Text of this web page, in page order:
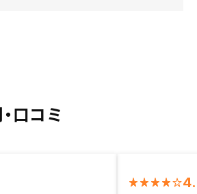
口コミ